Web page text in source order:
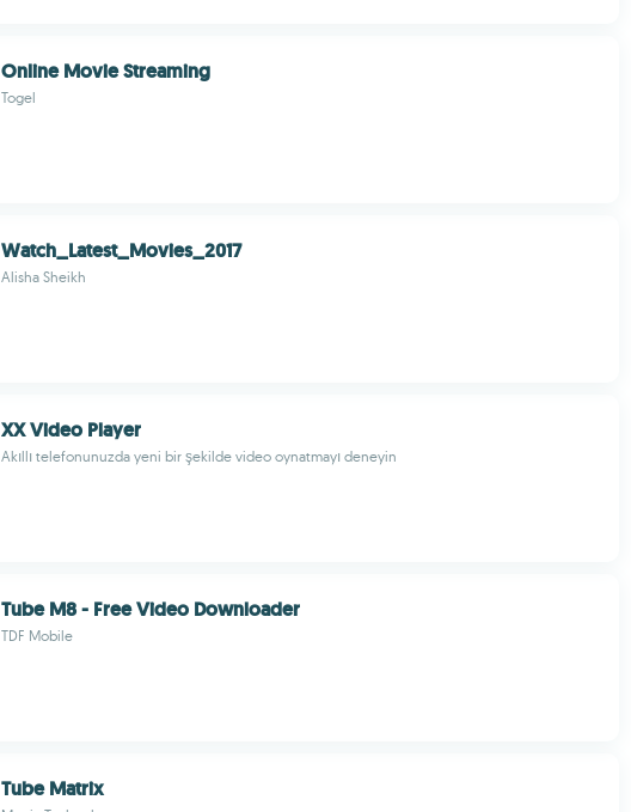
Online Movie Streaming
Togel
Watch_Latest_Movies_2017
Alisha Sheikh
XX Video Player
Akıllı telefonunuzda yeni bir şekilde video oynatmayı deneyin
Tube M8 - Free Video Downloader
TDF Mobile
Tube Matrix